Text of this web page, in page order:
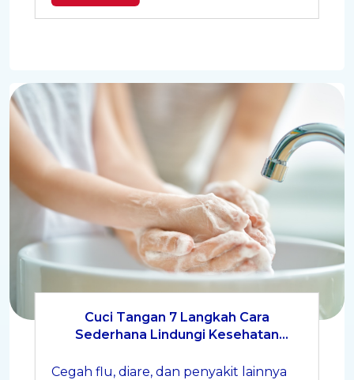
Cuci Tangan 7 Langkah Cara
Sederhana Lindungi Kesehatan
Cegah flu, diare, dan penyakit lainnya